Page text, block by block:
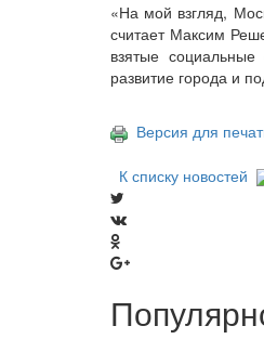
«На мой взгляд,
считает Максим
взятые
развитие города и
Версия для
К списку новостей